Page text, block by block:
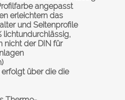
angepasst
erleichtern das
und Seitenprofile
lichtundurchlässig,
nicht der DIN für
über die die